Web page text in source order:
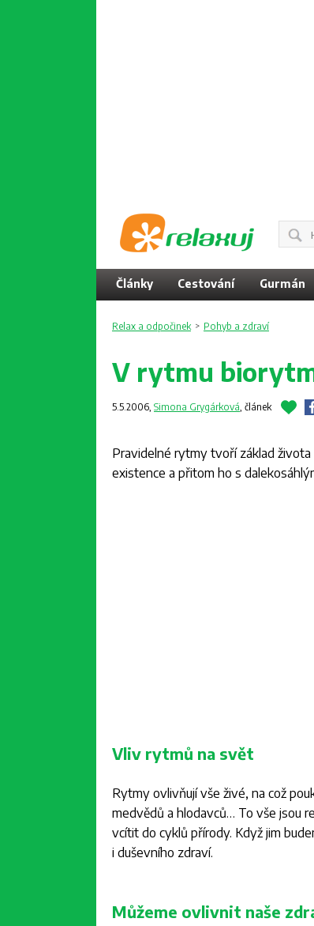
Články Cestování Gurmán
Relax a odpočinek > Pohyb a zdraví
V rytmu
5.5.2006, Simona Grygárková, článek
Pravidelné rytmy tvoří základ
existence a přitom ho s
Vliv rytmů na svět
Rytmy ovlivňují vše živé, na což
medvědů a hlodavců… To vše jsou
vcítit do cyklů přírody. Když jim
i duševního zdraví.
Můžeme ovlivnit naše